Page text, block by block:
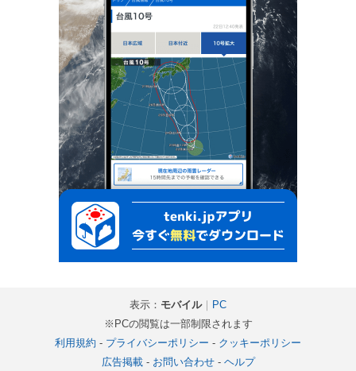
表示： モバイル｜ PC
※PCの閲覧は一部制限されます
利用規約 - プライバシーポリシー - クッキーポリシー
広告掲載- お問い合わせ- ヘルプ